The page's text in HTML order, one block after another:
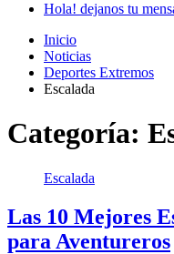
Hola! dejanos tu
Inicio
Noticias
Deportes Extremos
Escalada
Categoría:
Escalada
Las 10 Mejores
para Aventureros